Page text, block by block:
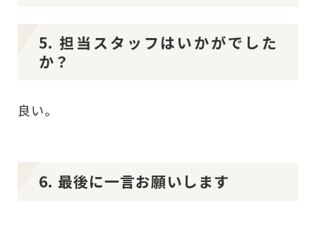
5. 担当スタッフはいかがでした
か？
良い。
6. 最後に一言お願いします